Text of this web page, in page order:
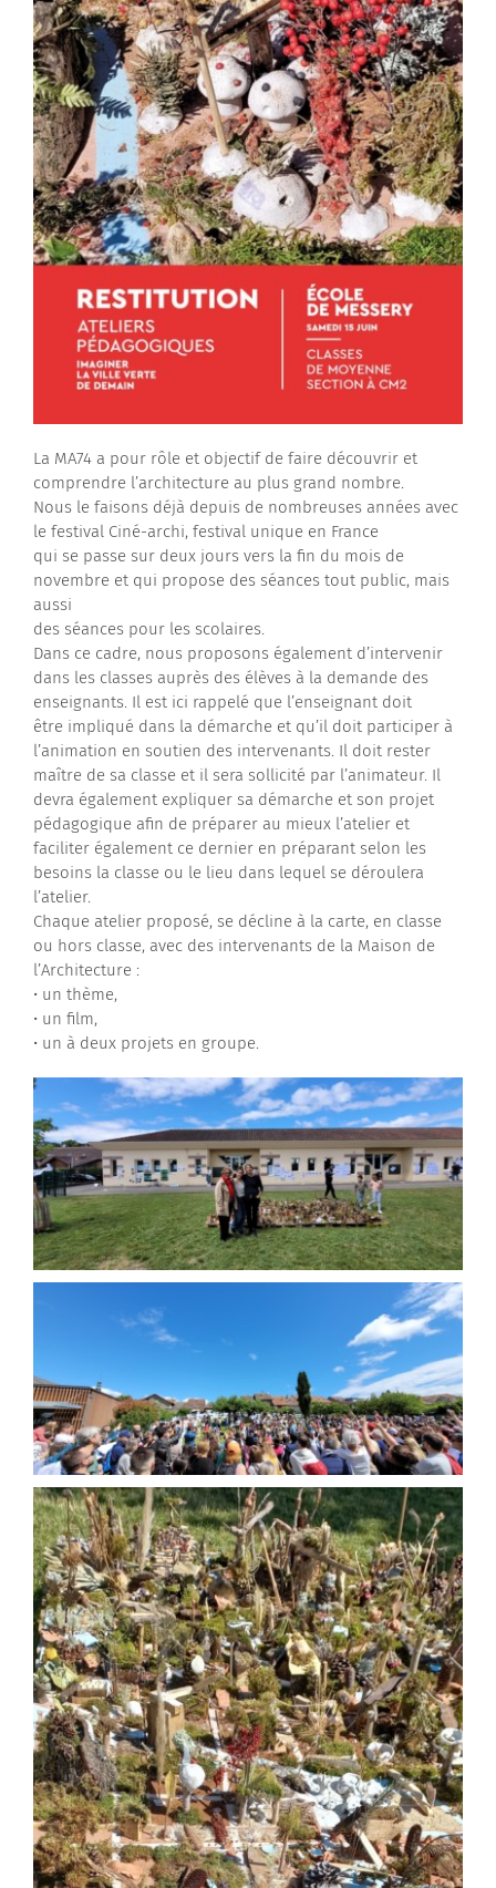
La MA74 a pour rôle et objectif de faire découvrir et
comprendre l’architecture au plus grand nombre.
Nous le faisons déjà depuis de nombreuses années avec
le festival Ciné-archi, festival unique en France
qui se passe sur deux jours vers la fin du mois de
novembre et qui propose des séances tout public, mais
aussi
des séances pour les scolaires.
Dans ce cadre, nous proposons également d’intervenir
dans les classes auprès des élèves à la demande des
enseignants. Il est ici rappelé que l’enseignant doit
être impliqué dans la démarche et qu’il doit participer à
l’animation en soutien des intervenants. Il doit rester
maître de sa classe et il sera sollicité par l’animateur. Il
devra également expliquer sa démarche et son projet
pédagogique afin de préparer au mieux l’atelier et
faciliter également ce dernier en préparant selon les
besoins la classe ou le lieu dans lequel se déroulera
l’atelier.
Chaque atelier proposé, se décline à la carte, en classe
ou hors classe, avec des intervenants de la Maison de
l’Architecture :
• un thème,
• un film,
• un à deux projets en groupe.